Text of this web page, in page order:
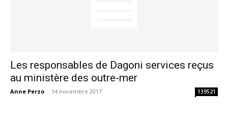
Les responsables de Dagoni services reçus
au ministère des outre-mer
Anne Perzo - 14 novembre 2017 139521